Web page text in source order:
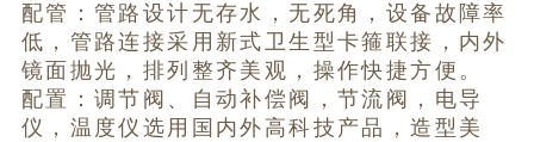
配管：管路设计无存水，无死角，设备故障率
低，管路连接采用新式卫生型卡箍联接，内外
镜面抛光，排列整齐美观，操作快捷方便。
配置：调节阀、自动补偿阀，节流阀，电导
仪，温度仪选用国内外高科技产品，造型美